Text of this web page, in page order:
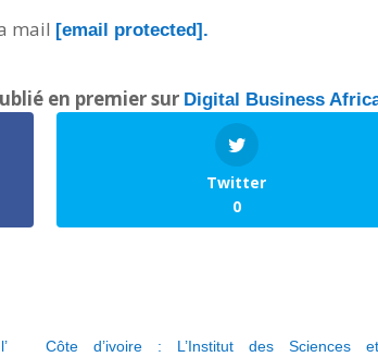
mail [email protected].
en premier sur Digital Business
Twitter
0
Côte d’ivoire : L’Institut des Sciences et